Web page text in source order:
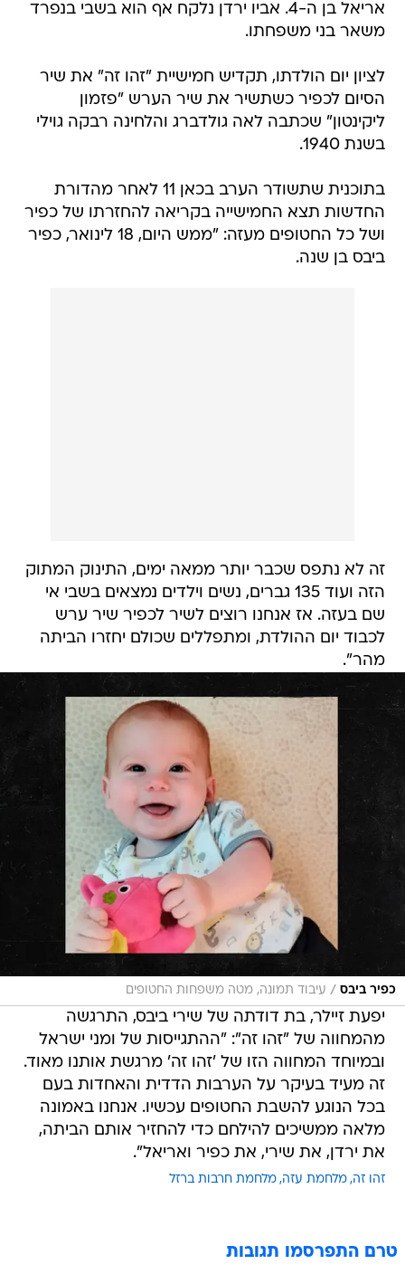
אריאל בן ה-4. אביו ירדן נלקח אף הוא בשבי בנפרד
משאר בני משפחתו.
לציון יום הולדתו, תקדיש חמישיית "זהו זה" את שיר
הסיום לכפיר כשתשיר את שיר הערש "פזמון
ליקינטון" שכתבה לאה גולדברג והלחינה רבקה גוילי
בשנת 1940.
בתוכנית שתשודר הערב בכאן 11 לאחר מהדורת
החדשות תצא החמישייה בקריאה להחזרתו של כפיר
ושל כל החטופים מעזה: "ממש היום, 18 לינואר, כפיר
ביבס בן שנה.
זה לא נתפס שכבר יותר ממאה ימים, התינוק המתוק
הזה ועוד 135 גברים, נשים וילדים נמצאים בשבי אי
שם בעזה. אז אנחנו רוצים לשיר לכפיר שיר ערש
לכבוד יום ההולדת, ומתפללים שכולם יחזרו הביתה
מהר".
כפיר ביבס / עיבוד תמונה, מטה משפחות החטופים
יפעת זיילר, בת דודתה של שירי ביבס, התרגשה
מהמחווה של "זהו זה": "ההתגייסות של ומני ישראל
ובמיוחד המחווה הזו של 'זהו זה' מרגשת אותנו מאוד.
זה מעיד בעיקר על הערבות הדדית והאחדות בעם
בכל הנוגע להשבת החטופים עכשיו. אנחנו באמונה
מלאה ממשיכים להילחם כדי להחזיר אותם הביתה,
את ירדן, את שירי, את כפיר ואריאל".
זהו זה מלחמת עזה מלחמת חרבות ברזל
טרם התפרסמו תגובות